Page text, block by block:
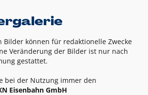
Bilder können für redaktionelle Zwecke
Veränderung der Bilder ist nur nach
gestattet.
bei der Nutzung immer den
Eisenbahn GmbH